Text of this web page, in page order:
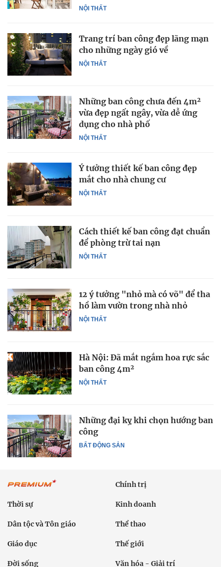
NỘI THẤT
NỘI THẤT
Trang trí ban công đẹp lãng mạn
cho những ngày gió về
NỘI THẤT
Những ban công chưa đến 4m²
vừa đẹp ngất ngây, vừa dễ ứng
dụng cho nhà phố
NỘI THẤT
Ý tưởng thiết kế ban công đẹp
mắt cho nhà chung cư
NỘI THẤT
Cách thiết kế ban công đạt chuẩn
để phòng trừ tai nạn
NỘI THẤT
12 ý tưởng "nhỏ mà có võ" để tha
hồ làm vườn trong nhà nhỏ
NỘI THẤT
Hà Nội: Đã mắt ngắm hoa rực sắc
ban công 4m²
BẤT ĐỘNG SẢN
Những đại kỵ khi chọn hướng ban
công
Chính trị
Thời sự Kinh doanh
Dân tộc và Tôn giáo Thể thao
Giáo dục Thế giới
Đời sống Văn hóa - Giải trí